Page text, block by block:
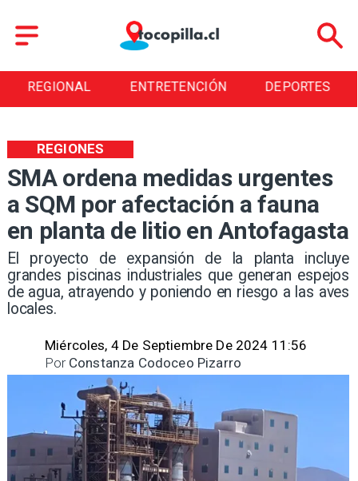
REGIONAL ENTRETENCIÓN DEPORTES
SMA ordena medidas urgentes
a SQM por afectación a fauna
en planta de litio en Antofagasta
​El proyecto de expansión de la planta incluye
grandes piscinas industriales que generan espejos
de agua, atrayendo y poniendo en riesgo a las aves
locales.
REGIONES
Miércoles, 4 De Septiembre De 2024 11:56
Constanza Codoceo Pizarro
Por